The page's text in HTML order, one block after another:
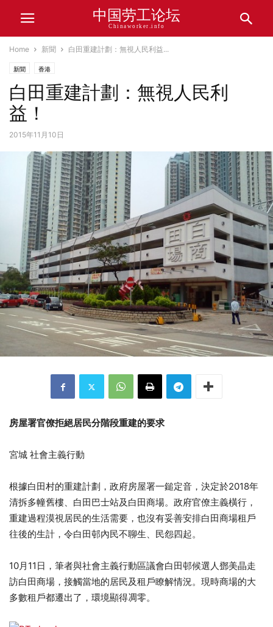
中国劳工论坛
Chinaworker.info
Home 新聞 白田重建計劃：無視人民利益...
新聞 香港
白田重建計劃：無視人民利
益！
2015年11月10日
房屋署官僚拒絕居民分階段重建的要求
宮城 社會主義行動
根據白田村的重建計劃，政府房屋署一鎚定音，決定於2018年
清拆多幢舊樓、白田巴士站及白田商場。政府官僚主義橫行，
重建過程漠視居民的生活需要，也沒有妥善安排白田商場租戶
往後的生計，令白田邨內民不聊生、民怨四起。
10月11日，筆者與社會主義行動區議會白田邨候選人鄧美晶走
訪白田商場，接觸當地的居民及租戶瞭解情況。現時商場的大
多數租戶都遷出了，環境顯得凋零。